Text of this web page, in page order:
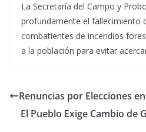
La Secretaría del Campo y
profundamente el fallecimiento
combatientes de incendios
a la población para evitar
Renuncias por Elecciones
El Pueblo Exige Cambio de